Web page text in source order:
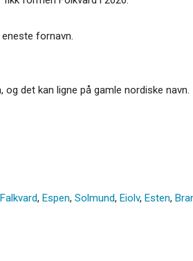
fornavn.
det kan ligne på gamle nordiske navn.
Falkvard, Espen, Solmund, Eiolv, Esten,